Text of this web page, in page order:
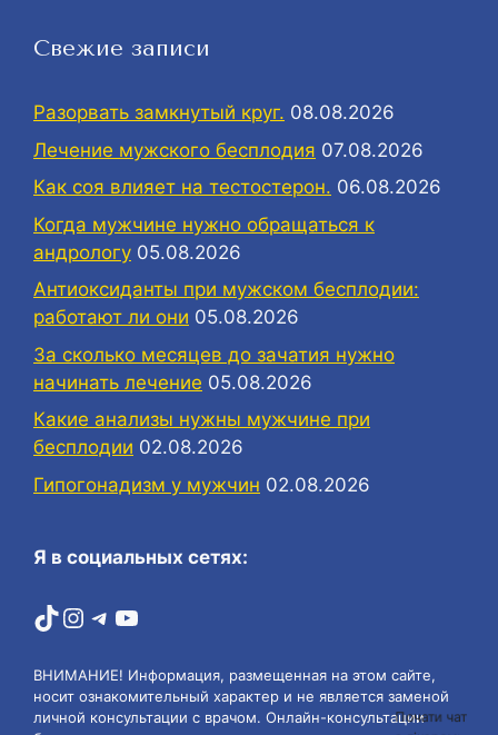
Свежие записи
Разорвать замкнутый круг. 08.08.2026
Лечение мужского бесплодия 07.08.2026
Как соя влияет на тестостерон. 06.08.2026
Когда мужчине нужно обращаться к
андрологу 05.08.2026
Антиоксиданты при мужском бесплодии:
работают ли они 05.08.2026
За сколько месяцев до зачатия нужно
начинать лечение 05.08.2026
Какие анализы нужны мужчине при
бесплодии 02.08.2026
Гипогонадизм у мужчин 02.08.2026
Я в социальных сетях:
TikTok
Instagram
Telegram
YouTube
ВНИМАНИЕ! Информация, размещенная на этом сайте,
носит ознакомительный характер и не является заменой
личной консультации с врачом. Онлайн-консультацииПочати чат